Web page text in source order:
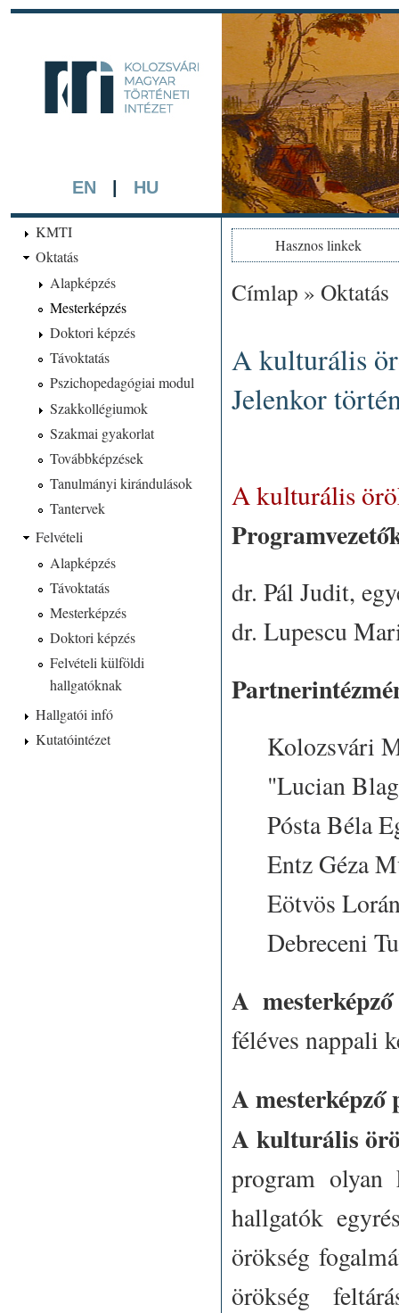
EN HU
A háttérben részlet a
készített színezett
KMTI
Oktatás
Alapképzés
Mesterképzés
Doktori képzés
Távoktatás
Pszichopedagógiai modul
Szakkollégiumok
Szakmai gyakorlat
Továbbképzések
Tanulmányi kirándulások
Tantervek
Felvételi
Alapképzés
Távoktatás
Mesterképzés
Doktori képzés
Felvételi külföldi
hallgatóknak
Hallgatói infó
Kutatóintézet
Hasznos linkek
Jelenlegi hely
Címlap »Oktatás
A kulturális
Jelenkor
A kulturális
dr. Pál Judit,
dr. Lupescu
Kolozsvári
"Lucian
Pósta Béla
Entz Géza
Eötvös
Debreceni
A
féléves nappali
A mesterképző
A kulturális
program olyan
hallgatók
örökség
örökség